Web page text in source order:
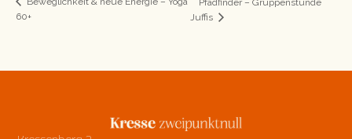
60+
Juffis